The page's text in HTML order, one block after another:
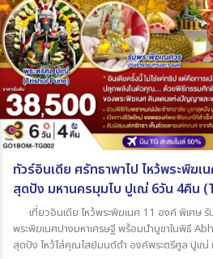
ทัวร์อินเดีย ศรัทธาพาไป ไหว้พระพิฆ
สุดปัง มหานครมุมไบ ปูเณ่ 6วัน 4คืน
เที่ยวอินเดีย ไหว้พระพิฆเนศ 11 องค์ พิเศษ
พระพิฆเนศปางมหาเศรษฐี พร้อมนำบูชาในพิธี
สุดปัง ไหว้ไล่คุณไสย์มนต์ดำ องค์พระตรีศูล ปูเ